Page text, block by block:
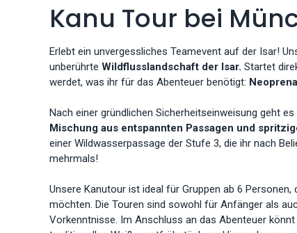
Kanu Tour bei
Erlebt ein unvergessliches Teamevent auf der Isar!
unberührteWildflusslandschaft der Isar. Startet
werdet, was ihr für das Abenteuer benötigt:
Nach einer gründlichen Sicherheitseinweisung geht
Mischung aus entspannten Passagen und
einer Wildwasserpassage der Stufe 3, die ihr nach
mehrmals!
Unsere Kanutour ist ideal für Gruppen ab 6 Personen,
möchten. Die Touren sind sowohl für Anfänger als
Vorkenntnisse. Im Anschluss an das Abenteuer